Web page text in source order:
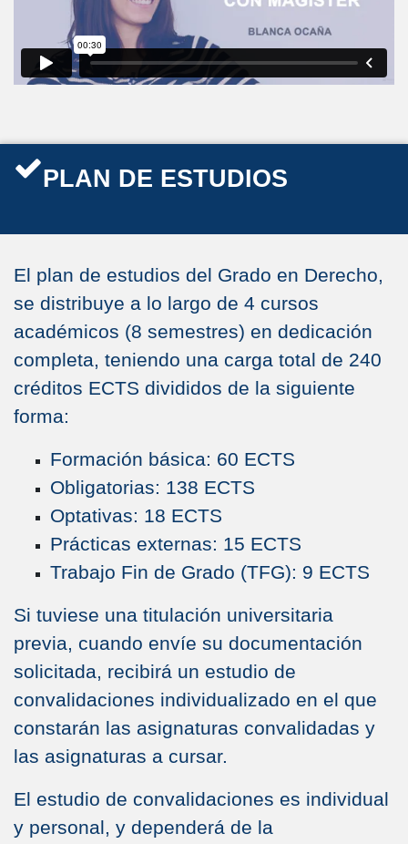
PLAN DE ESTUDIOS
El plan de estudios del Grado en Derecho,
se distribuye a lo largo de 4 cursos
académicos (8 semestres) en dedicación
completa, teniendo una carga total de 240
créditos ECTS divididos de la siguiente
forma:
Formación básica: 60 ECTS
Obligatorias: 138 ECTS
Optativas: 18 ECTS
Prácticas externas: 15 ECTS
Trabajo Fin de Grado (TFG): 9 ECTS
Si tuviese una titulación universitaria
previa, cuando envíe su documentación
solicitada, recibirá un estudio de
convalidaciones individualizado en el que
constarán las asignaturas convalidadas y
las asignaturas a cursar.
El estudio de convalidaciones es individual
y personal, y dependerá de la